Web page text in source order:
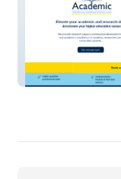
Insights